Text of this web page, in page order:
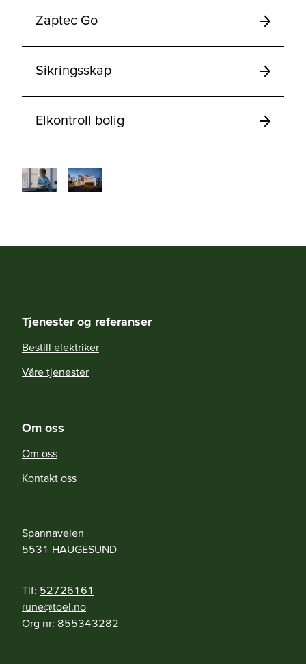
Zaptec Go
Sikringsskap
Elkontroll bolig
Spannaveien
5531 HAUGESUND
Tlf: 52726161
on.leot@enur
Org nr: 855343282
Tjenester og referanser
Bestill elektriker
Våre tjenester
Om oss
Om oss
Kontakt oss